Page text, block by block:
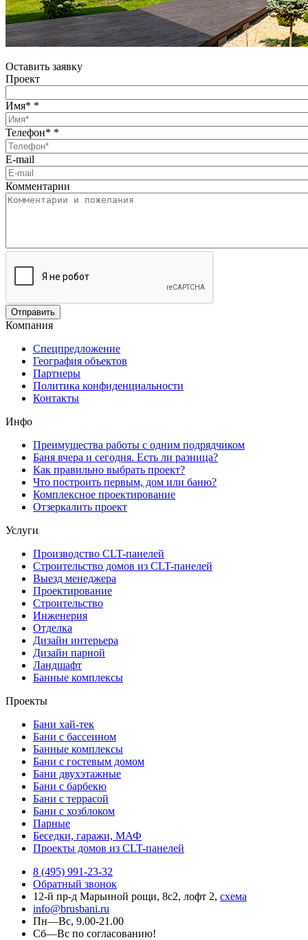
Оставить заявку
Проект
Имя* *
Телефон* *
E-mail
Комментарии
Компания
Спецпредложение
География объектов
Партнеры
Политика конфиденциальности
Контакты
Инфо
Преимущества работы с одним подрядчиком
Баня вчера и сегодня. Есть ли разница?
Как правильно выбрать проект?
Что построить первым, дом или баню?
Комплексное проектирование
Отзеркалить проект
Услуги
Производство CLT-панелей
Строительство домов из CLT-панелей
Выезд менеджера
Проектирование
Строительство
Инженерия
Отделка
Дизайн интерьера
Дизайн парной
Ландшафт
Банные комплексы
Проекты
Бани хай-тек
Бани с бассеином
Банные комплексы
Бани с гостевым домом
Бани двухэтажные
Бани с барбекю
Бани с террасой
Бани с хозблоком
Парные
Беседки, гаражи, МАФ
Проекты домов из CLT-панелей
8 (495) 991-23-32
Обратный звонок
12-й пр-д Марьиной рощи, 8с2, лофт 2, схема
info@brusbani.ru
Пн—Вс, 9.00-21.00
Сб—Вс по согласованию!